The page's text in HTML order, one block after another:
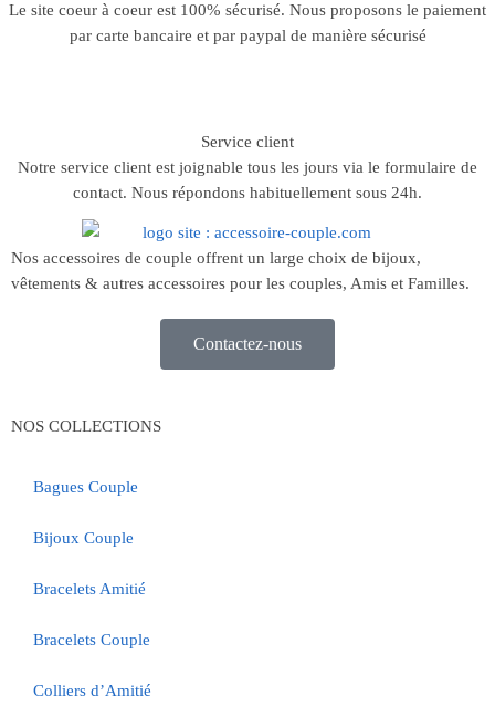
Le site coeur à coeur est 100% sécurisé. Nous proposons le paiement
par carte bancaire et par paypal de manière sécurisé
Service client
Notre service client est joignable tous les jours via le formulaire de
contact. Nous répondons habituellement sous 24h.
Nos accessoires de couple offrent un large choix de bijoux,
vêtements & autres accessoires pour les couples, Amis et Familles.
Contactez-nous
NOS COLLECTIONS
Bagues Couple
Bijoux Couple
Bracelets Amitié
Bracelets Couple
Colliers d’Amitié